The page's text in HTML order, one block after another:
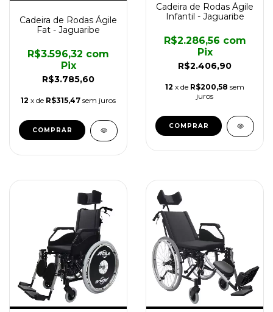
Cadeira de Rodas Ágile
Fat - Jaguaribe
R$3.785,60
R$3.596,32 com
Pix
12 x de R$315,47 sem juros
Cadeira de Rodas Ágile
Infantil - Jaguaribe
R$2.406,90
R$2.286,56 com
Pix
12 x de R$200,58 sem
juros